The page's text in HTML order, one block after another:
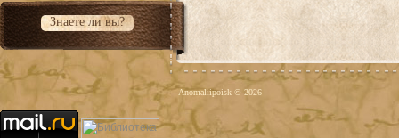
Знаете ли вы?
Anomaliipoisk © 2026